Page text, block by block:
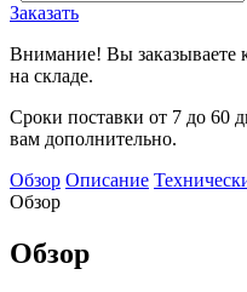
Заказать
Внимание! Вы заказываете
на складе.
Сроки поставки от 7 до 60
вам дополнительно.
Обзор Описание
Обзор
Обзор